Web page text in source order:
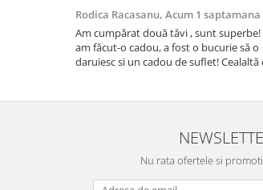
Rodica Racasanu, Acum 1 saptamana
Am cumpărat două tăvi , sunt superbe!
am făcut-o cadou, a fost o bucurie să o
daruiesc si un cadou de suflet! Cealaltă
Nu rata ofertele si